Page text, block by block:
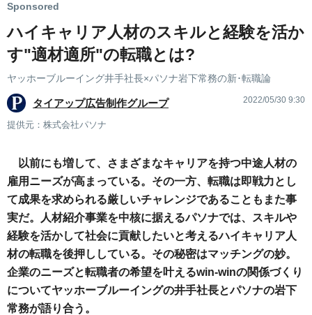
Sponsored
ハイキャリア人材のスキルと経験を活か
す"適材適所"の転職とは?
ヤッホーブルーイング井手社長×パソナ岩下常務の新･転職論
2022/05/30 9:30
タイアップ広告制作グループ
提供元：株式会社パソナ
以前にも増して、さまざまなキャリアを持つ中途人材の
雇用ニーズが高まっている。その一方、転職は即戦力とし
て成果を求められる厳しいチャレンジであることもまた事
実だ。人材紹介事業を中核に据えるパソナでは、スキルや
経験を活かして社会に貢献したいと考えるハイキャリア人
材の転職を後押ししている。その秘密はマッチングの妙。
企業のニーズと転職者の希望を叶えるwin-winの関係づくり
についてヤッホーブルーイングの井手社長とパソナの岩下
常務が語り合う。